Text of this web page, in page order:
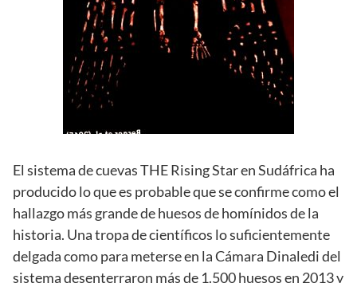
El sistema de cuevas THE Rising Star en Sudáfrica ha
producido lo que es probable que se confirme como el
hallazgo más grande de huesos de homínidos de la
historia. Una tropa de científicos lo suficientemente
delgada como para meterse en la Cámara Dinaledi del
sistema desenterraron más de 1.500 huesos en 2013 y